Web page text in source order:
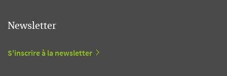
Newsletter
S'inscrire à la newsletter